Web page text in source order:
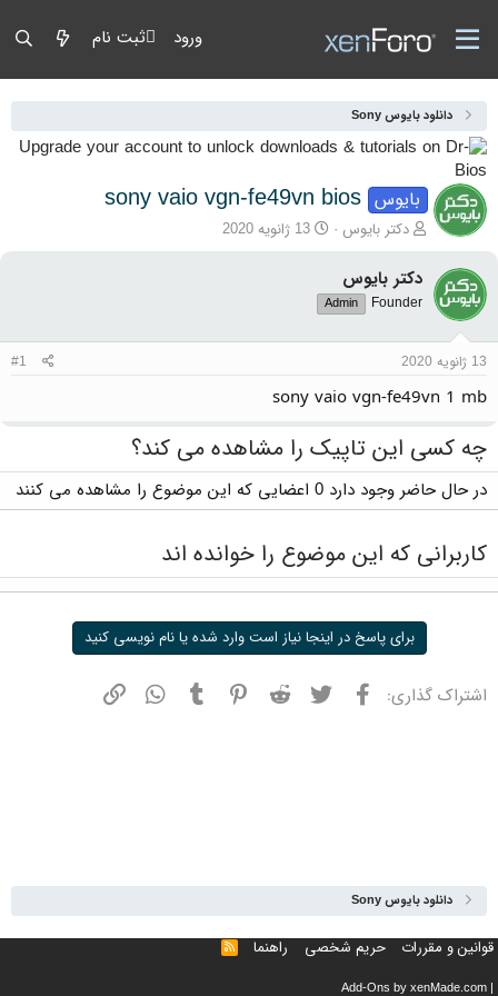
ورود ثبت نام
دانلود بایوس Sony
بایوس sony vaio vgn-fe49vn bios
آغازگر گفتمان
دکتر بایوس تاریخ شروع
13 ژانویه 2020
دکتر بایوس
Founder
Admin
13 ژانویه 2020 #1
sony vaio vgn-fe49vn 1 mb
چه کسی این تاپیک را مشاهده می کند؟
در حال حاضر وجود دارد 0 اعضایی که این موضوع را مشاهده می کنند
کاربرانی که این موضوع را خوانده اند
برای پاسخ در اینجا نیاز است وارد شده یا نام نویسی کنید
اشتراک گذاری: فیسبوک توییتر ردیت پینترستتامبلر واتسپ
دانلود بایوس Sony
قوانین و مقررات حریم شخصی راهنما خوراک
|
Add-Ons by xenMade.com